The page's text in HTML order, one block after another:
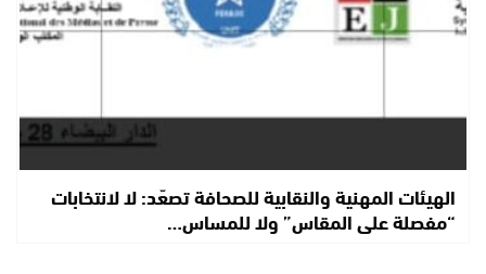
الهيئات المهنية والنقابية للصحافة تصعّد: لا لانتخابات
“مفصلة على المقاس” ولا للمساس…